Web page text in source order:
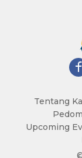
Tentang
Upcoming